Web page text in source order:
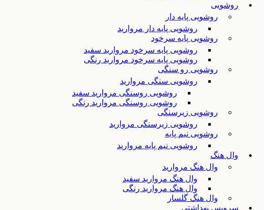
روشویی
روشویی پایه دار
روشویی پایه دار مروارید
روشویی پایه سرخود
روشویی پایه سرخود مروارید سفید
روشویی پایه سرخود مروارید رنگی
روشویی رو سنگی
روشویی سنگی مروارید
روشویی روسنگی مروارید سفید
روشویی روسنگی مروارید رنگی
روشویی زیرسنگی
روشویی زیرسنگی مروارید
روشویی نیم پایه
روشویی نیم پایه مروارید
وال هنگ
وال هنگ مروارید
وال هنگ مروارید سفید
وال هنگ مروارید رنگی
وال هنگ گلسار
سرویس بهداشتی